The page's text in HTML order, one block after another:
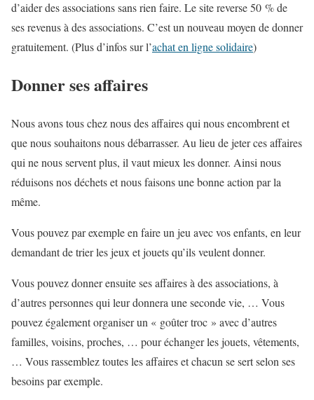
d’aider des associations sans rien faire. Le site reverse 50 % de
ses revenus à des associations. C’est un nouveau moyen de donner
gratuitement. (Plus d’infos sur l’achat en ligne solidaire)
Donner ses affaires
Nous avons tous chez nous des affaires qui nous encombrent et
que nous souhaitons nous débarrasser. Au lieu de jeter ces affaires
qui ne nous servent plus, il vaut mieux les donner. Ainsi nous
réduisons nos déchets et nous faisons une bonne action par la
même.
Vous pouvez par exemple en faire un jeu avec vos enfants, en leur
demandant de trier les jeux et jouets qu’ils veulent donner.
Vous pouvez donner ensuite ses affaires à des associations, à
d’autres personnes qui leur donnera une seconde vie, … Vous
pouvez également organiser un « goûter troc » avec d’autres
familles, voisins, proches, … pour échanger les jouets, vêtements,
… Vous rassemblez toutes les affaires et chacun se sert selon ses
besoins par exemple.